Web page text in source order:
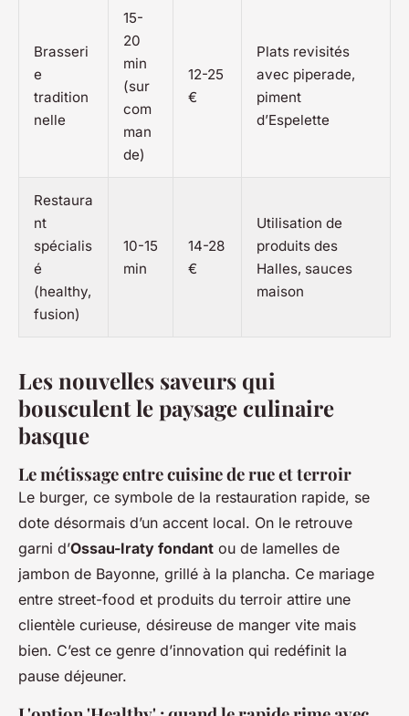
Brasseri
e
tradition
nelle
15-
20
min
(sur
com
man
de)
12-25
€
Plats revisités
avec piperade,
piment
d’Espelette
Restaura
nt
spécialis
é
(healthy,
fusion)
10-15
min
14-28
€
Utilisation de
produits des
Halles, sauces
maison
Les nouvelles saveurs qui
bousculent le paysage culinaire
basque
Le métissage entre cuisine de rue et terroir
Le burger, ce symbole de la restauration rapide, se
dote désormais d’un accent local. On le retrouve
garni d’Ossau-Iraty fondant ou de lamelles de
jambon de Bayonne, grillé à la plancha. Ce mariage
entre street-food et produits du terroir attire une
clientèle curieuse, désireuse de manger vite mais
bien. C’est ce genre d’innovation qui redéfinit la
pause déjeuner.